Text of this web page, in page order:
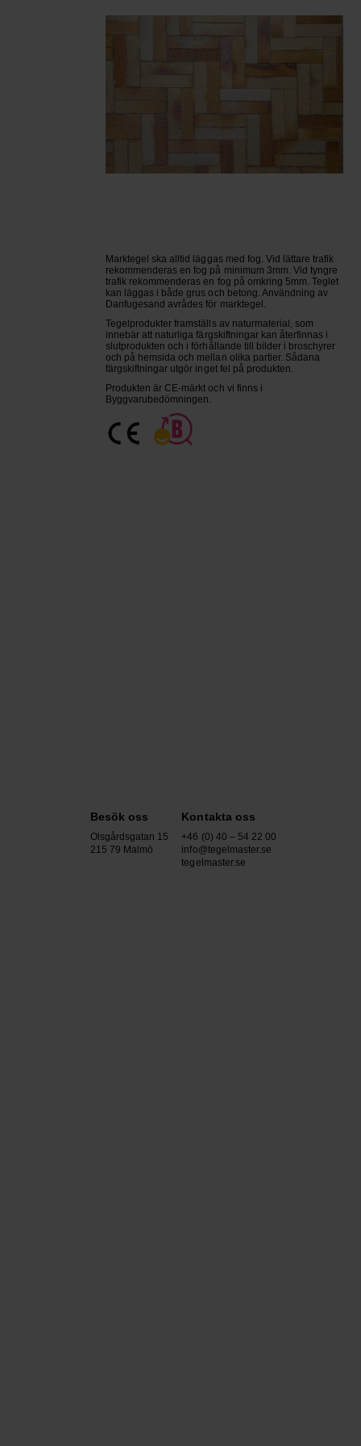
Marktegel ska alltid läggas med fog. Vid lättare trafik
rekommenderas en fog på minimum 3mm. Vid tyngre
trafik rekommenderas en fog på omkring 5mm. Teglet
kan läggas i både grus och betong. Användning av
Danfugesand avrådes för marktegel.
Tegelprodukter framställs av naturmaterial, som
innebär att naturliga färgskiftningar kan återfinnas i
slutprodukten och i förhållande till bilder i broschyrer
och på hemsida och mellan olika partier. Sådana
färgskiftningar utgör inget fel på produkten.
Produkten är CE-märkt och vi finns i
Byggvarubedömningen.
Besök oss
Olsgårdsgatan 15
215 79 Malmö
Kontakta oss
+46 (0) 40 – 54 22 00
info@tegelmaster.se
tegelmaster.se